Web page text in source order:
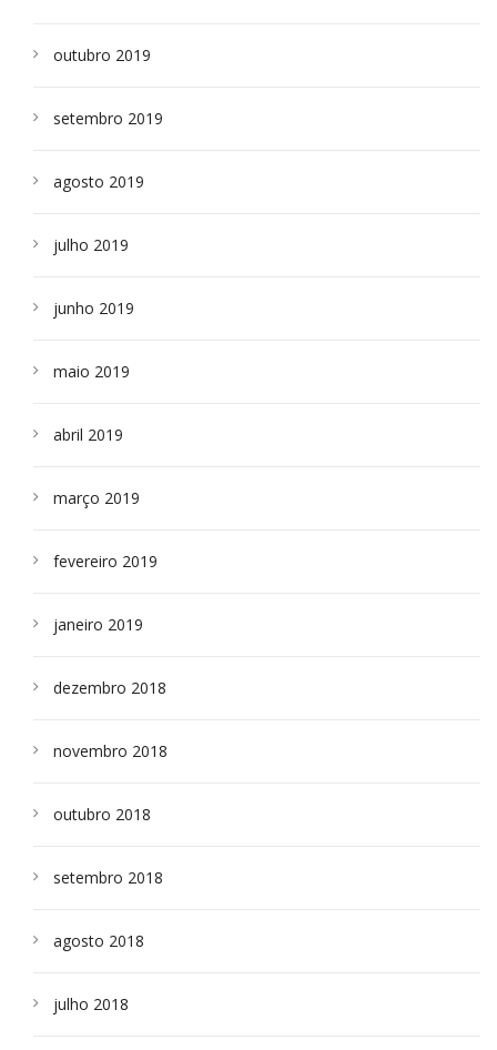
outubro 2019
setembro 2019
agosto 2019
julho 2019
junho 2019
maio 2019
abril 2019
março 2019
fevereiro 2019
janeiro 2019
dezembro 2018
novembro 2018
outubro 2018
setembro 2018
agosto 2018
julho 2018